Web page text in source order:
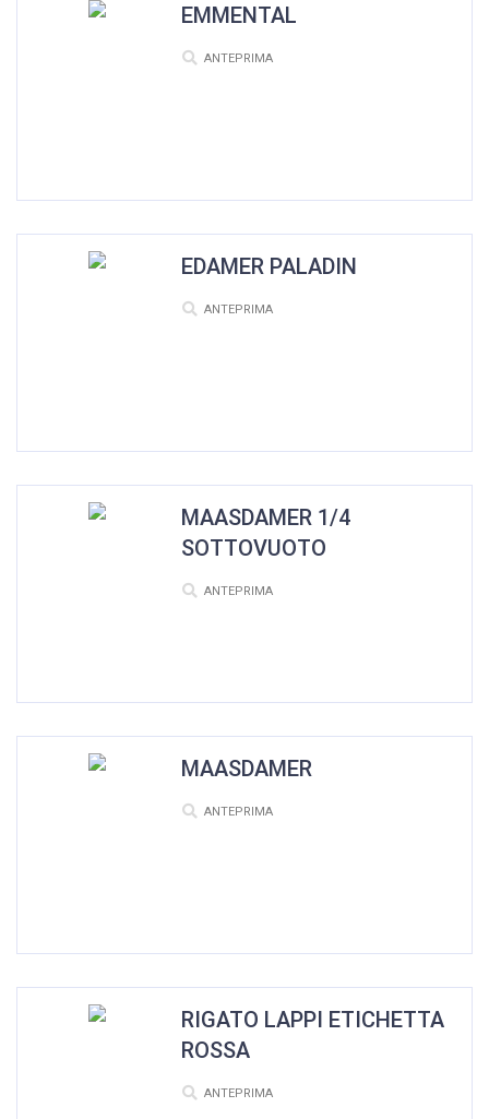
EMMENTAL
ANTEPRIMA
EDAMER PALADIN
ANTEPRIMA
MAASDAMER 1/4
SOTTOVUOTO
ANTEPRIMA
MAASDAMER
ANTEPRIMA
RIGATO LAPPI ETICHETTA
ROSSA
ANTEPRIMA